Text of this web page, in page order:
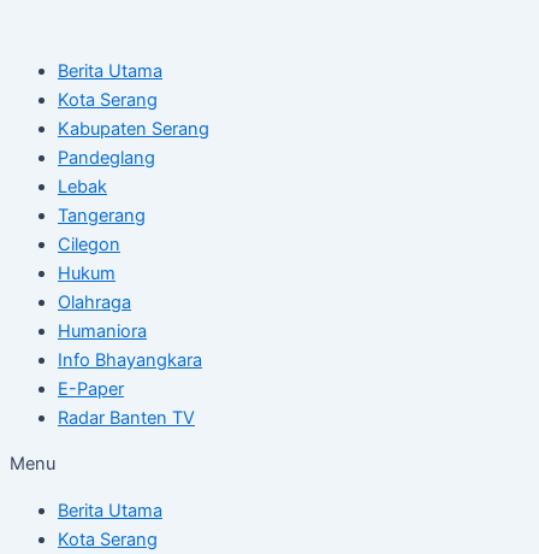
contentBerita Utama
Kota Serang
Kabupaten Serang
Pandeglang
Lebak
Tangerang
Cilegon
Hukum
Olahraga
Humaniora
Info Bhayangkara
E-Paper
Radar Banten TV
Menu
Berita Utama
Kota Serang